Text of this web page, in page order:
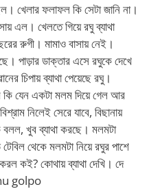
খেলার ফলাফল কি সেটা জানি না।
এল। খেলতে গিয়ে রঘু ব্যাথা
রুগী। মামাও বাসায় নেই।
পাড়ার ডাক্তার এসে রঘুকে দেখে
চিপায় ব্যাথা পেয়েছে রঘু।
যেন একটা মলম দিয়ে গেল আর
নিলেই সেরে যাবে, বিছানায়
বলল, খুব ব্যাথা করছে। মলমটা
টেবিল থেকে মলমটা নিয়ে রঘুর পাশে
কই? কোথায় ব্যাথা দেখি। দে
golpo